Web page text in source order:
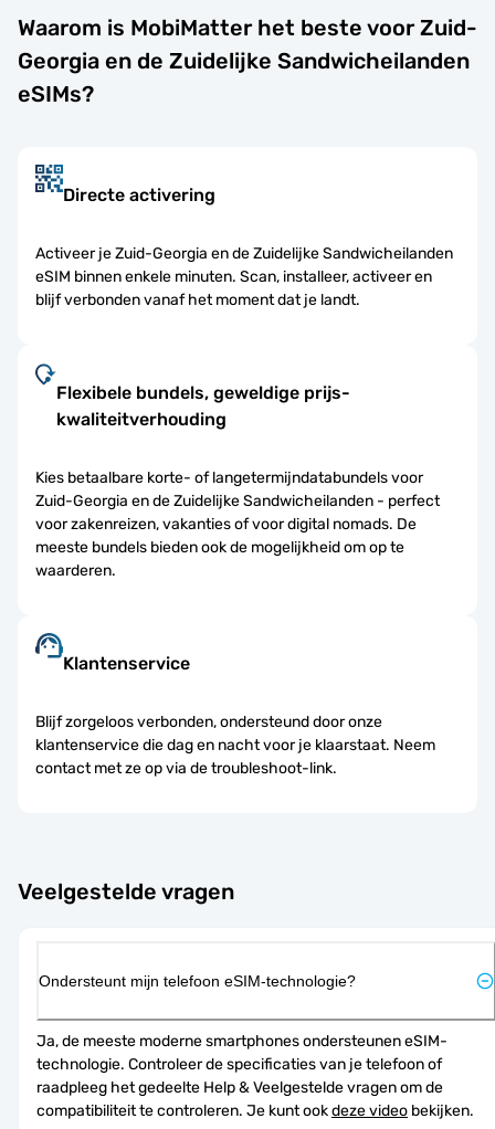
Waarom is MobiMatter het beste voor Zuid-
Georgia en de Zuidelijke Sandwicheilanden
eSIMs?
Directe activering
Activeer je Zuid-Georgia en de Zuidelijke Sandwicheilanden
eSIM binnen enkele minuten. Scan, installeer, activeer en
blijf verbonden vanaf het moment dat je landt.
Flexibele bundels, geweldige prijs-
kwaliteitverhouding
Kies betaalbare korte- of langetermijndatabundels voor
Zuid-Georgia en de Zuidelijke Sandwicheilanden - perfect
voor zakenreizen, vakanties of voor digital nomads. De
meeste bundels bieden ook de mogelijkheid om op te
waarderen.
Klantenservice
Blijf zorgeloos verbonden, ondersteund door onze
klantenservice die dag en nacht voor je klaarstaat. Neem
contact met ze op via de troubleshoot-link.
Veelgestelde vragen
Ondersteunt mijn telefoon eSIM-technologie?
Ja, de meeste moderne smartphones ondersteunen eSIM-
technologie. Controleer de specificaties van je telefoon of
raadpleeg het gedeelte Help & Veelgestelde vragen om de
compatibiliteit te controleren. Je kunt ook deze video bekijken.